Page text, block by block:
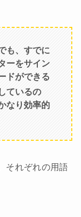
も、すでに
ーをサイン
ドができる
ているの
なり効率的
それぞれの用語